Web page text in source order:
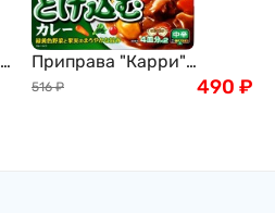
Приправа "Карри"
полуострая, S&B, 8
516 ₽ 490 ₽